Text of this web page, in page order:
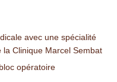
avec une spécialité
Clinique Marcel Sembat
opératoire